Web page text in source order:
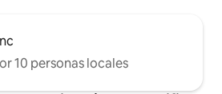
10 personas locales